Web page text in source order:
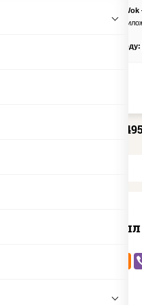
Скачайте
по промокоду:
+7
Ойси